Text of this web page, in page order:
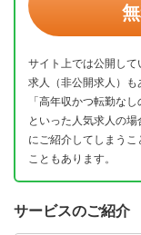
サイト上では公開して
求人（非公開求人）も
「高年収かつ転勤な
といった人気求人の
にご紹介してしまう
こともあります。
サービスのご紹介